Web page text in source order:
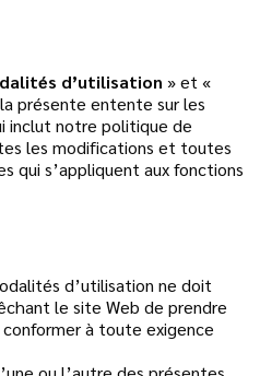
d’utilisation » et «
présente entente sur les
inclut notre politique de
les modifications et toutes
qui s’appliquent aux fonctions
d’utilisation ne doit
le site Web de prendre
à toute exigence